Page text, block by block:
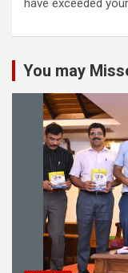
have exceeded your
You may